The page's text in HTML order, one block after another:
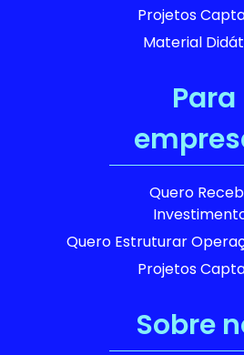
Projetos
Material
Para
Quero
Quero Estruturar
Projetos
Sobre